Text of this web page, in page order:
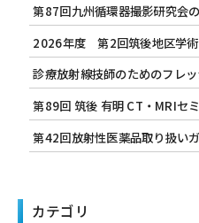
第87回九州循環器撮影研究会
2026年度 第2回筑後地区学
診療放射線技師のためのフレ
第89回 筑後 有明 CT・MRIセ
第42回放射性医薬品取り扱い
カテゴリ